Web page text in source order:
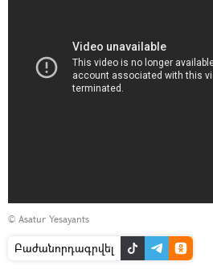
© Asatur Yesayants
Բաժանորդագրվել